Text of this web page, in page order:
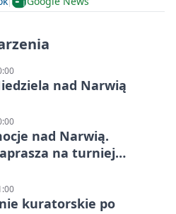
nad Narwią
nad Narwią.
na turniej
kuratorskie po